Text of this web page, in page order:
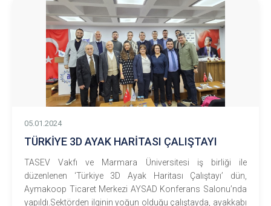
05.01.2024
TÜRKİYE 3D AYAK HARİTASI ÇALIŞTAYI
TASEV Vakfı ve Marmara Üniversitesi iş birliği ile
düzenlenen ‘Türkiye 3D Ayak Haritası Çalıştayı’ dün,
Aymakoop Ticaret Merkezi AYSAD Konferans Salonu’nda
yapıldı.Sektörden ilginin yoğun olduğu çalıştayda, ayakkabı